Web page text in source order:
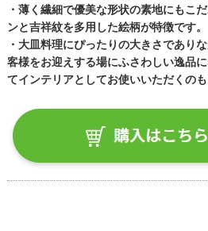
・薄く繊細で優美な形状の素地にもこ
ンと吉祥紋を多用した絵柄が特徴です。
・大皿料理にぴったりの大きさであり
客様をお迎えする場にふさわしい逸品
てインテリアとしてお使いいただくのも